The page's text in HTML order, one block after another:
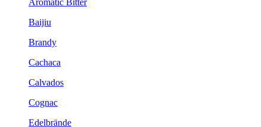
Aromatic Bitter
Baijiu
Brandy
Cachaca
Calvados
Cognac
Edelbrände